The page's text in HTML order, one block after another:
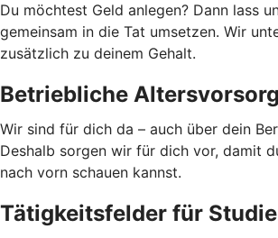
Du möchtest Geld anlegen? Dann lass
gemeinsam in die Tat umsetzen. Wir
zusätzlich zu deinem Gehalt.
Betriebliche
Wir sind für dich da – auch über dein
Deshalb sorgen wir für dich vor, damit
nach vorn schauen kannst.
Tätigkeitsfelder für